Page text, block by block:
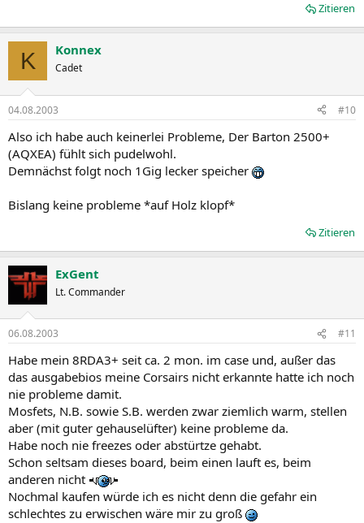
Zitieren
K Konnex
Cadet
04.08.2003 #10
Also ich habe auch keinerlei Probleme, Der Barton 2500+
(AQXEA) fühlt sich pudelwohl.
Demnächst folgt noch 1Gig lecker speicher
Bislang keine probleme *auf Holz klopf*
Zitieren
ExGent
Lt. Commander
06.08.2003 #11
Habe mein 8RDA3+ seit ca. 2 mon. im case und, außer das
das ausgabebios meine Corsairs nicht erkannte hatte ich noch
nie probleme damit.
Mosfets, N.B. sowie S.B. werden zwar ziemlich warm, stellen
aber (mit guter gehauselüfter) keine probleme da.
Habe noch nie freezes oder abstürtze gehabt.
Schon seltsam dieses board, beim einen lauft es, beim
anderen nicht
Nochmal kaufen würde ich es nicht denn die gefahr ein
schlechtes zu erwischen wäre mir zu groß